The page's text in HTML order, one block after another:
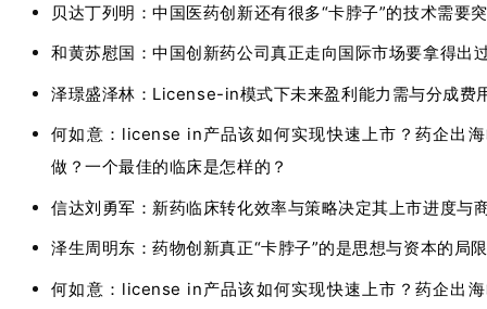
贝达丁列明：中国医药创新还有很多“卡脖子”的技术需要
和黄苏慰国：中国创新药公司真正走向国际市场要拿得出
泽璟盛泽林：License-in模式下未来盈利能力需与分成费
何如意：license in产品该如何实现快速上市？药企出
做？一个最佳的临床是怎样的？
信达刘勇军：新药临床转化效率与策略决定其上市进度与
泽生周明东：药物创新真正“卡脖子”的是思想与资本的局限
何如意：license in产品该如何实现快速上市？药企出